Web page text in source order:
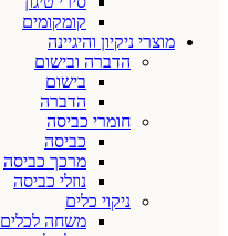
קומקומים
מוצרי ניקיון והיגיינה
הדברה ובישום
בישום
הדברה
חומרי כביסה
כביסה
מרכך כביסה
נוזלי כביסה
ניקוי כלים
משחה לכלים